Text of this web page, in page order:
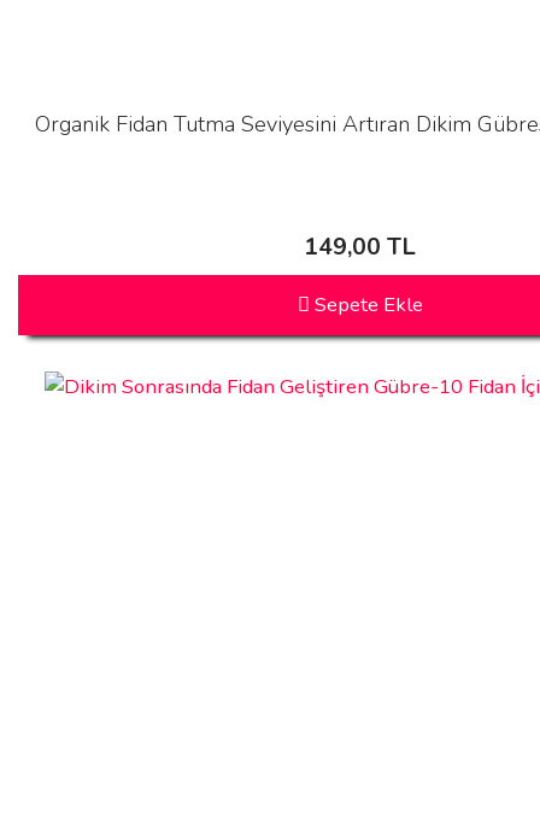
Organik Fidan Tutma Seviyesini Artıran Dikim
149,00 TL
Sepete Ekle